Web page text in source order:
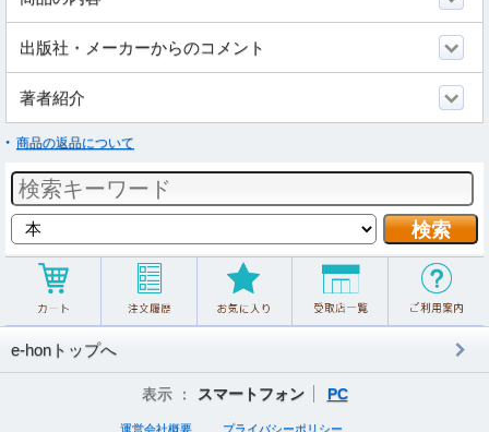
出版社・メーカーからのコメント
著者紹介
商品の返品について
e-honトップへ
表示 ： スマートフォン PC
運営会社概要 プライバシーポリシー